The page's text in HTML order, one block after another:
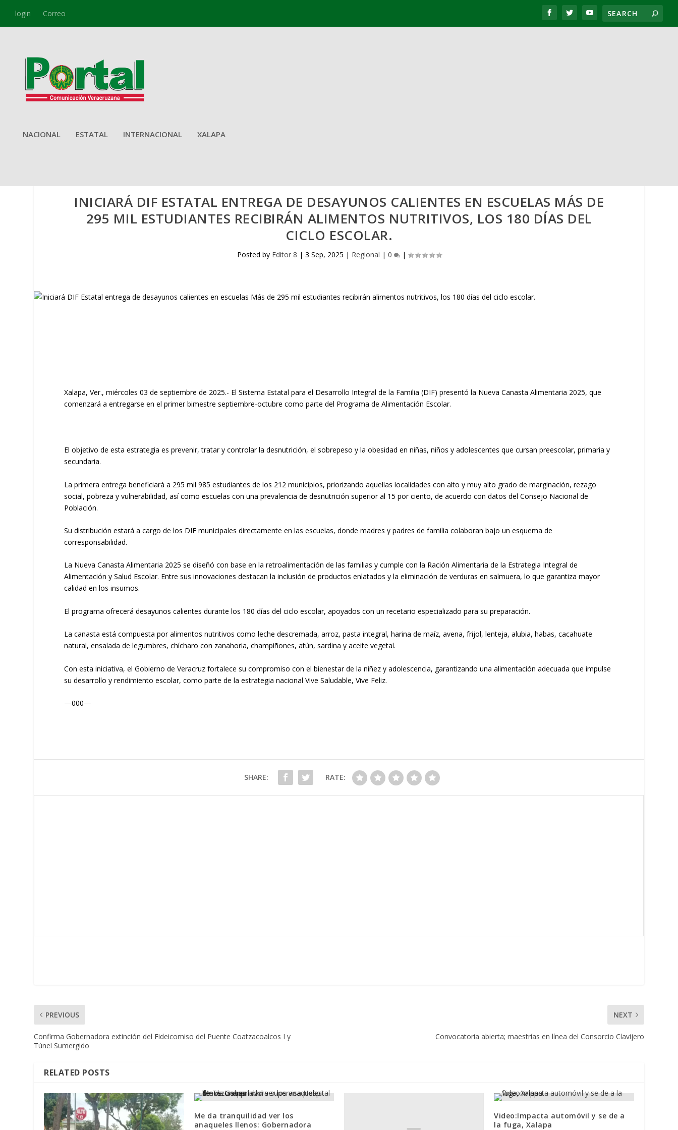
login Correo
NACIONAL ESTATAL INTERNACIONAL XALAPA
INICIARÁ DIF ESTATAL ENTREGA DE DESAYUNOS CALIENTES EN ESCUELAS MÁS DE
295 MIL ESTUDIANTES RECIBIRÁN ALIMENTOS NUTRITIVOS, LOS 180 DÍAS DEL
CICLO ESCOLAR.
Posted by Editor 8 | 3 Sep, 2025 | Regional | 0 |
Xalapa, Ver., miércoles 03 de septiembre de 2025.- El Sistema Estatal para el Desarrollo Integral de la Familia (DIF) presentó la Nueva Canasta Alimentaria 2025, que
comenzará a entregarse en el primer bimestre septiembre-octubre como parte del Programa de Alimentación Escolar.
El objetivo de esta estrategia es prevenir, tratar y controlar la desnutrición, el sobrepeso y la obesidad en niñas, niños y adolescentes que cursan preescolar, primaria y
secundaria.
La primera entrega beneficiará a 295 mil 985 estudiantes de los 212 municipios, priorizando aquellas localidades con alto y muy alto grado de marginación, rezago
social, pobreza y vulnerabilidad, así como escuelas con una prevalencia de desnutrición superior al 15 por ciento, de acuerdo con datos del Consejo Nacional de
Población.
Su distribución estará a cargo de los DIF municipales directamente en las escuelas, donde madres y padres de familia colaboran bajo un esquema de
corresponsabilidad.
La Nueva Canasta Alimentaria 2025 se diseñó con base en la retroalimentación de las familias y cumple con la Ración Alimentaria de la Estrategia Integral de
Alimentación y Salud Escolar. Entre sus innovaciones destacan la inclusión de productos enlatados y la eliminación de verduras en salmuera, lo que garantiza mayor
calidad en los insumos.
El programa ofrecerá desayunos calientes durante los 180 días del ciclo escolar, apoyados con un recetario especializado para su preparación.
La canasta está compuesta por alimentos nutritivos como leche descremada, arroz, pasta integral, harina de maíz, avena, frijol, lenteja, alubia, habas, cacahuate
natural, ensalada de legumbres, chícharo con zanahoria, champiñones, atún, sardina y aceite vegetal.
Con esta iniciativa, el Gobierno de Veracruz fortalece su compromiso con el bienestar de la niñez y adolescencia, garantizando una alimentación adecuada que impulse
su desarrollo y rendimiento escolar, como parte de la estrategia nacional Vive Saludable, Vive Feliz.
—000—
SHARE: RATE:
PREVIOUS
Confirma Gobernadora extinción del Fideicomiso del Puente Coatzacoalcos I y
Túnel Sumergido
NEXT
Convocatoria abierta; maestrías en línea del Consorcio Clavijero
RELATED POSTS
Me da tranquilidad ver los
anaqueles llenos: Gobernadora
Video:Impacta automóvil y se de a
la fuga, Xalapa